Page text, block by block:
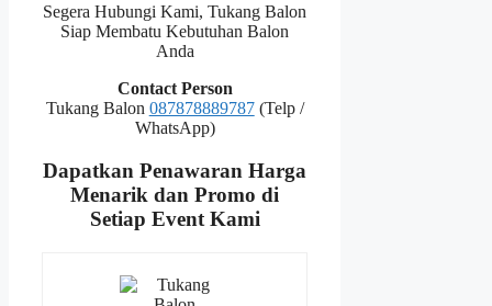
Segera Hubungi Kami, Tukang Balon
Siap Membatu Kebutuhan Balon
Anda
Contact Person
Tukang Balon 087878889787(Telp /
WhatsApp)
Dapatkan Penawaran Harga
Menarik dan Promo di
Setiap Event Kami